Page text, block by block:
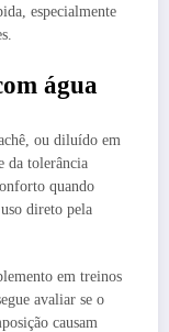
especialmente
água
ou diluído em
da tolerância
quando
direto pela
em treinos
avaliar se o
causam